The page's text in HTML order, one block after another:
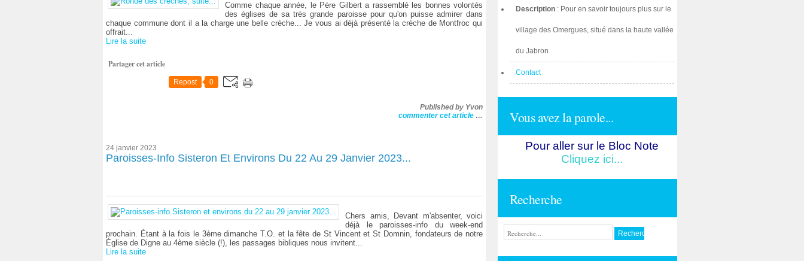
Comme chaque année, le Père Gilbert a rassemblé les bonnes volontés
des églises de sa très grande paroisse pour qu'on puisse admirer dans
chaque commune dont il a la charge une belle crèche... Je vous ai déjà présenté la crèche de Montfroc qui
offrait...
Lire la suite
Partager cet article
Repost 0
Published by Yvon
commenter cet article …
24 janvier 2023
Paroisses-Info Sisteron Et Environs Du 22 Au 29 Janvier 2023...
Chers amis, Devant m'absenter, voici
déjà le paroisses-info du week-end
prochain. Étant à la fois le 3ème dimanche T.O. et la fête de St Vincent et St Domnin, fondateurs de notre
Église de Digne au 4ème siècle (!), les passages bibliques nous invitent...
Lire la suite
Description : Pour en savoir toujours plus sur le
village des Omergues, situé dans la haute vallée
du Jabron
Contact
Vous avez la parole...
Pour aller sur le Bloc Note
Cliquez ici...
Recherche